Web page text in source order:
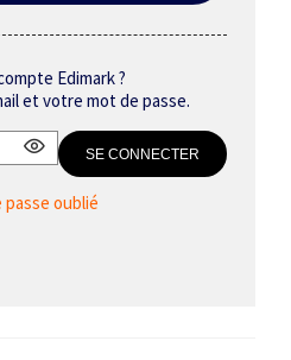
Edimark ?
et votre mot de passe.
oublié